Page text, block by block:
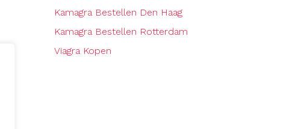
Kamagra Bestellen Den Haag
Kamagra Bestellen Rotterdam
Viagra Kopen